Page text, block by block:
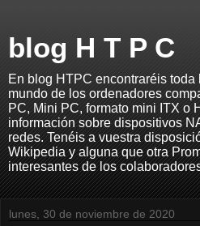
blog H T P C
En blog HTPC encontraréis toda
mundo de los ordenadores
PC, Mini PC, formato mini ITX o
información sobre dispositivos
redes. Tenéis a vuestra
Wikipedia y alguna que otra
interesantes de los
lunes, 30 de noviembre de 2020